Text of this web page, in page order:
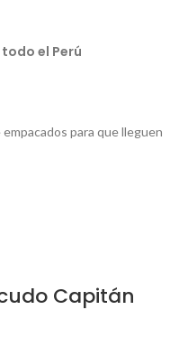
el Perú
para que lleguen
Capitán